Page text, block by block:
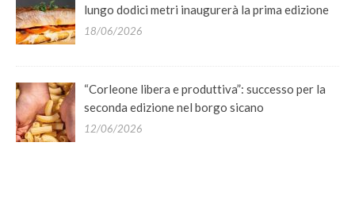
lungo dodici metri inaugurerà la prima edizione
18/06/2026
“Corleone libera e produttiva”: successo per la
seconda edizione nel borgo sicano
12/06/2026